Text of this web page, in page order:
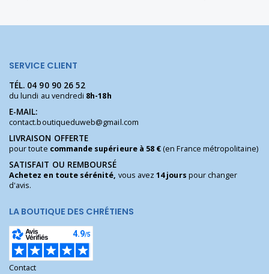
SERVICE CLIENT
TÉL. 04 90 90 26 52
du lundi au vendredi 8h-18h
E-MAIL:
contact.boutiqueduweb@gmail.com
LIVRAISON OFFERTE
pour toute commande supérieure à 58 €(en France métropolitaine)
SATISFAIT OU REMBOURSÉ
Achetez en toute sérénité, vous avez14 jours pour changer
d'avis.
LA BOUTIQUE DES CHRÉTIENS
Contact